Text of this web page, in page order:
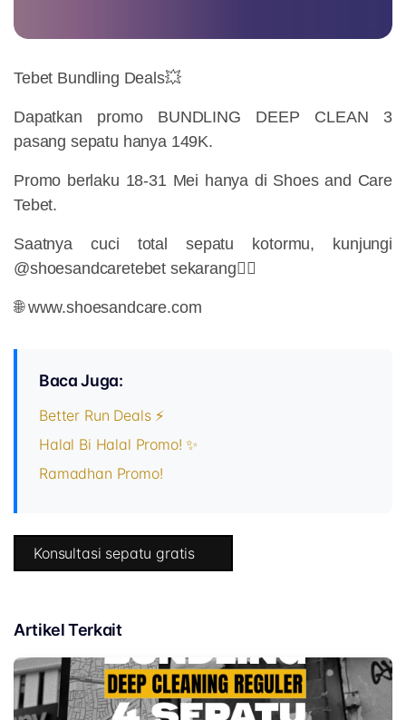
Tebet Bundling Deals💥
Dapatkan promo BUNDLING DEEP CLEAN 3
pasang sepatu hanya 149K.
Promo berlaku 18-31 Mei hanya di Shoes and Care
Tebet.
Saatnya cuci total sepatu kotormu, kunjungi
@shoesandcaretebet sekarang👌🏼
🌐 www.shoesandcare.com
Baca Juga:
Better Run Deals ⚡
Halal Bi Halal Promo! ✨
Ramadhan Promo!
Konsultasi sepatu gratis
Artikel Terkait